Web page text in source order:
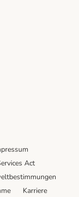
Act
Karriere